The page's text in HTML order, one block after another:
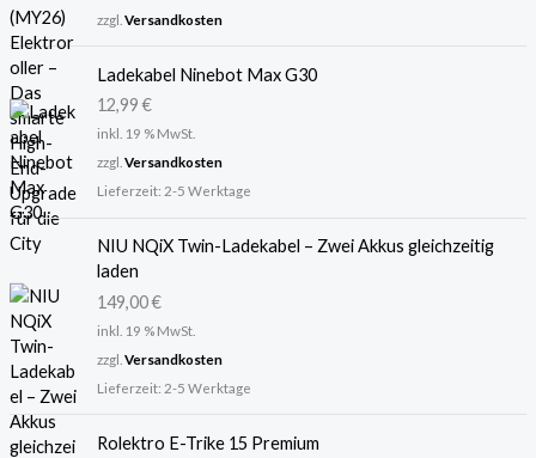
zzgl. Versandkosten
Ladekabel Ninebot Max G30
12,99€
inkl. 19 % MwSt.
zzgl. Versandkosten
Lieferzeit: 2-5 Werktage
NIU NQiX Twin-Ladekabel – Zwei Akkus gleichzeitig
laden
149,00€
inkl. 19 % MwSt.
zzgl. Versandkosten
Lieferzeit: 2-5 Werktage
Rolektro E-Trike 15 Premium